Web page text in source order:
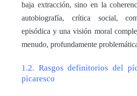
baja extracción, sino en la
autobiografía, crítica social,
episódica y una visión moral
menudo, profundamente
1.2. Rasgos definitorios del
picaresco